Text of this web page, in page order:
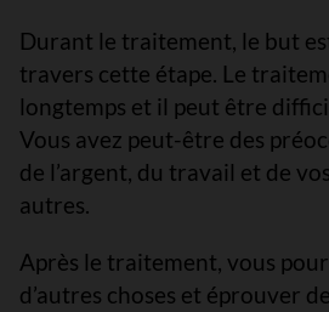
Durant le traitement, le but
travers cette étape. Le
longtemps et il peut être
Vous avez peut-être des
de l’argent, du travail et de
autres.
Après le traitement, vous
d’autres choses et éprouver